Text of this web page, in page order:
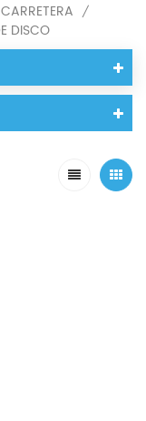
/
DISCO